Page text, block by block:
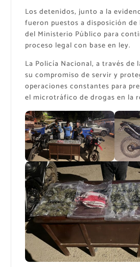
Los detenidos, junto a la
fueron puestos a disposición de
del Ministerio Público para
proceso legal con base en ley.
La Policía Nacional, a través de
su compromiso de servir y
operaciones constantes para
el microtráfico de drogas en la